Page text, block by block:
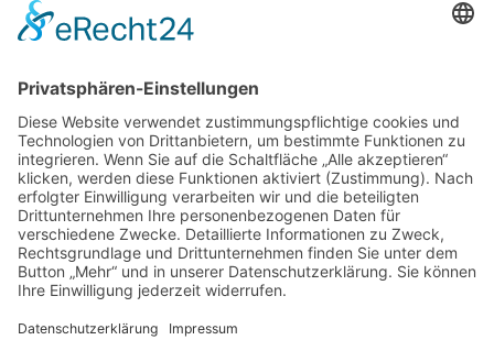
Ausstattung lassen keinen eurer Wünsche offen.
Studenten aus Heidelberg und Mannheim. Alle
Studentenzimmer im Adria Heidelberg sind vollständig
möbliert, damit du dir zu Beginn deines Studiums keine Sorgen
um neue Möbel machen musst. Du findest unser
Studentenwohnheim in Heidelberg im Stadtteil Wieblingen im
Sandwingert 2.
Wir freuen uns auf deine Anfrage und sind unter: 06221/58606-
187 unddestina.yarar@ibv-adria.defür dich erreichbar.